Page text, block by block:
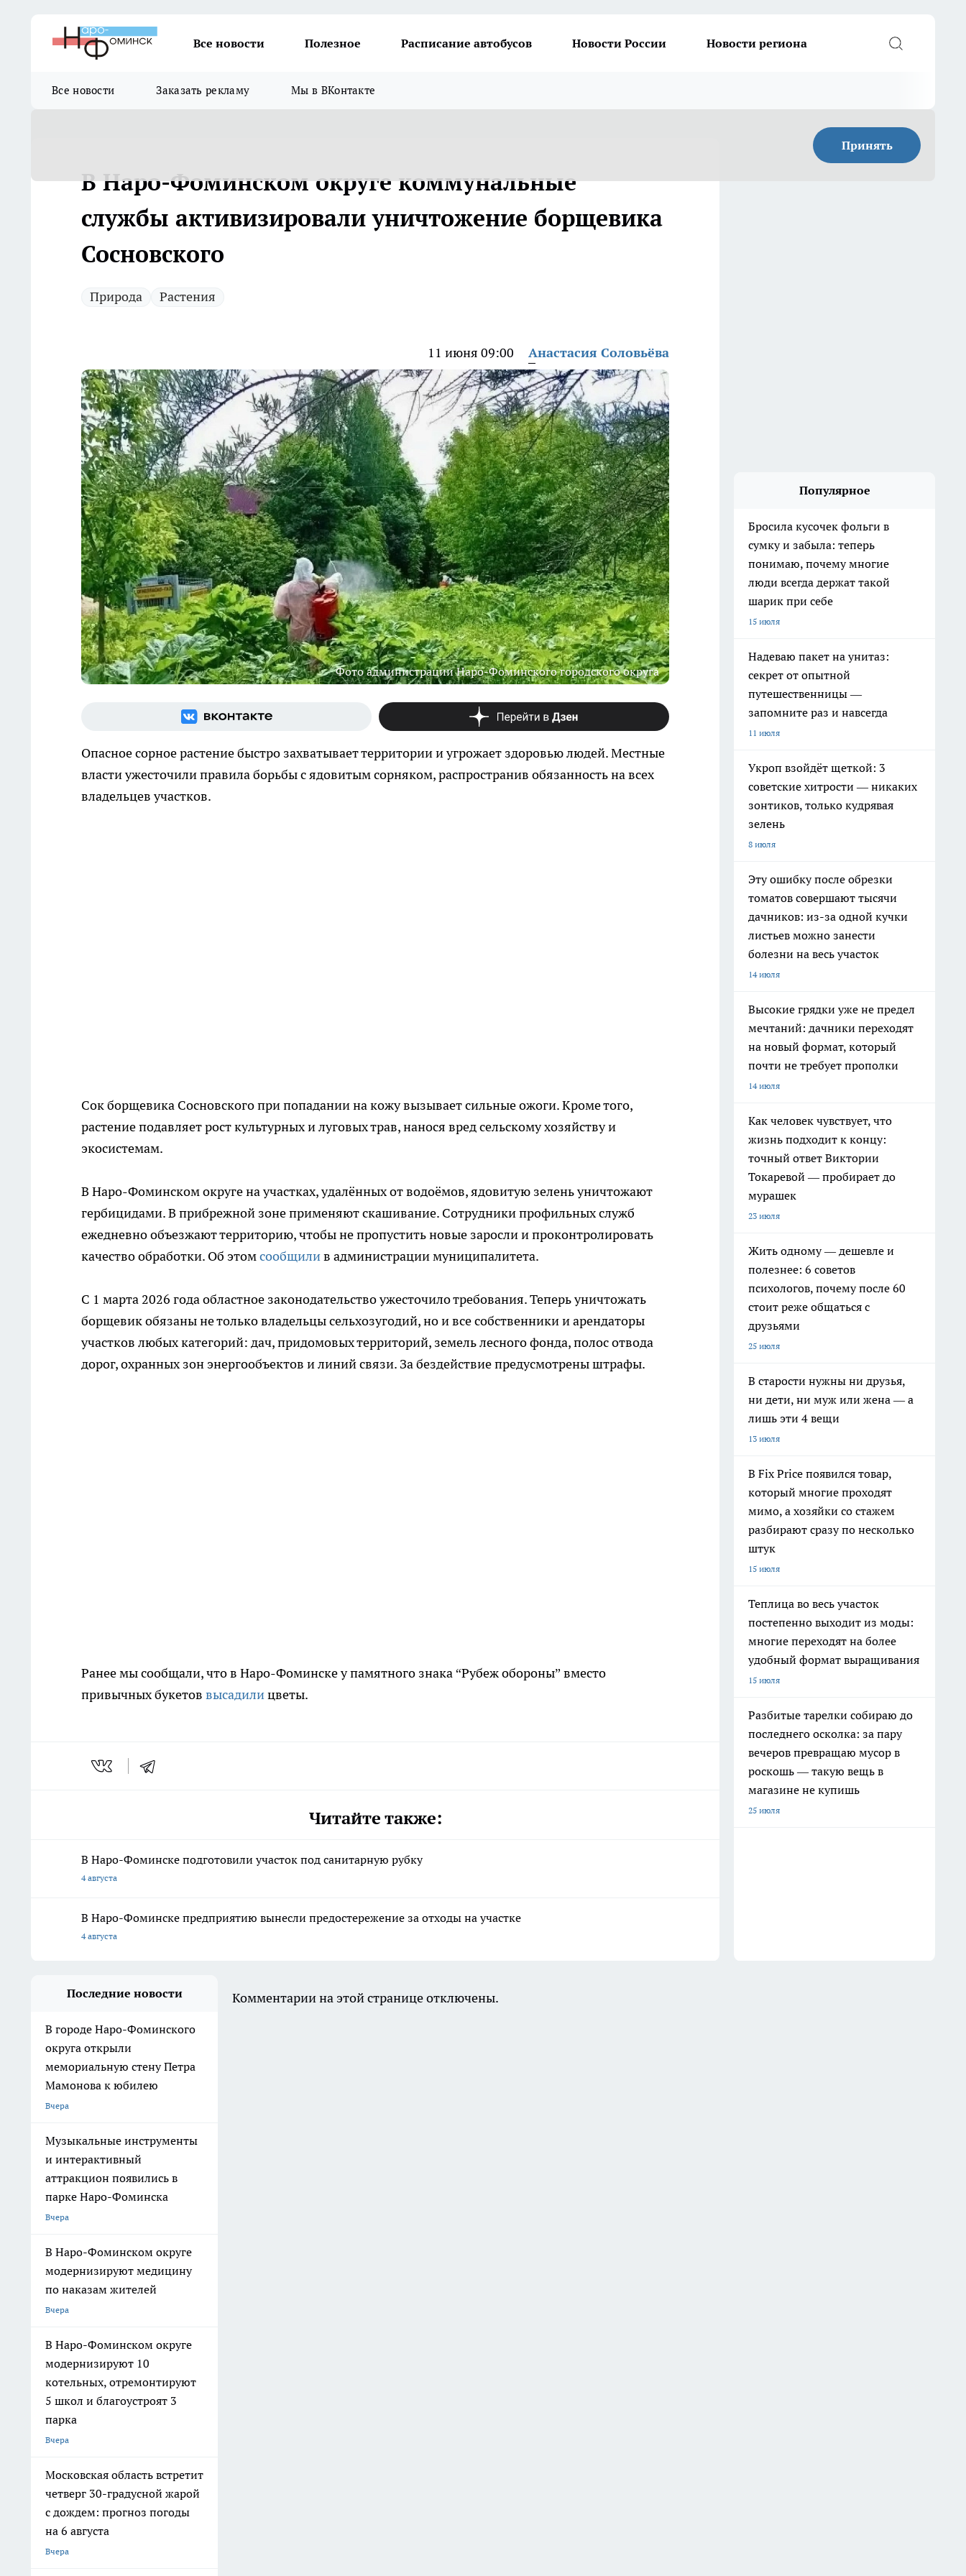
Все новости Полезное Расписание автобусов Новости России Новости региона
Все новости Заказать рекламу Мы в ВКонтакте
Принять
В Наро-Фоминском округе коммунальные
службы активизировали уничтожение борщевика
Сосновского
Природа Растения
11 июня 09:00 Анастасия Соловьёва
Фото администрации Наро-Фоминского городского округа
Опасное сорное растение быстро захватывает территории и угрожает здоровью людей. Местные
власти ужесточили правила борьбы с ядовитым сорняком, распространив обязанность на всех
владельцев участков.
Сок борщевика Сосновского при попадании на кожу вызывает сильные ожоги. Кроме того,
растение подавляет рост культурных и луговых трав, нанося вред сельскому хозяйству и
экосистемам.
В Наро-Фоминском округе на участках, удалённых от водоёмов, ядовитую зелень уничтожают
гербицидами. В прибрежной зоне применяют скашивание. Сотрудники профильных служб
ежедневно объезжают территорию, чтобы не пропустить новые заросли и проконтролировать
качество обработки. Об этомсообщилив администрации муниципалитета.
С 1 марта 2026 года областное законодательство ужесточило требования. Теперь уничтожать
борщевик обязаны не только владельцы сельхозугодий, но и все собственники и арендаторы
участков любых категорий: дач, придомовых территорий, земель лесного фонда, полос отвода
дорог, охранных зон энергообъектов и линий связи. За бездействие предусмотрены штрафы.
Ранее мы сообщали, что в Наро-Фоминске у памятного знака “Рубеж обороны” вместо
привычных букетов высадилицветы.
Читайте также:
В Наро-Фоминске подготовили участок под санитарную рубку
4 августа
В Наро-Фоминске предприятию вынесли предостережение за отходы на участке
4 августа
Популярное
Бросила кусочек фольги в
сумку и забыла: теперь
понимаю, почему многие
люди всегда держат такой
шарик при себе
15 июля
Надеваю пакет на унитаз:
секрет от опытной
путешественницы —
запомните раз и навсегда
11 июля
Укроп взойдёт щеткой: 3
советские хитрости — никаких
зонтиков, только кудрявая
зелень
8 июля
Эту ошибку после обрезки
томатов совершают тысячи
дачников: из-за одной кучки
листьев можно занести
болезни на весь участок
14 июля
Высокие грядки уже не предел
мечтаний: дачники переходят
на новый формат, который
почти не требует прополки
14 июля
Как человек чувствует, что
жизнь подходит к концу:
точный ответ Виктории
Токаревой — пробирает до
мурашек
23 июля
Жить одному — дешевле и
полезнее: 6 советов
психологов, почему после 60
стоит реже общаться с
друзьями
25 июля
В старости нужны ни друзья,
ни дети, ни муж или жена — а
лишь эти 4 вещи
13 июля
В Fix Price появился товар,
который многие проходят
мимо, а хозяйки со стажем
разбирают сразу по несколько
штук
15 июля
Теплица во весь участок
постепенно выходит из моды:
многие переходят на более
удобный формат выращивания
15 июля
Разбитые тарелки собираю до
последнего осколка: за пару
вечеров превращаю мусор в
роскошь — такую вещь в
магазине не купишь
25 июля
Последние новости
В городе Наро-Фоминского
округа открыли
мемориальную стену Петра
Мамонова к юбилею
Вчера
Музыкальные инструменты
и интерактивный
аттракцион появились в
парке Наро-Фоминска
Вчера
В Наро-Фоминском округе
модернизируют медицину
по наказам жителей
Вчера
В Наро-Фоминском округе
модернизируют 10
котельных, отремонтируют
5 школ и благоустроят 3
парка
Вчера
Московская область встретит
четверг 30-градусной жарой
с дождем: прогноз погоды
на 6 августа
Вчера
Комментарии на этой странице отключены.